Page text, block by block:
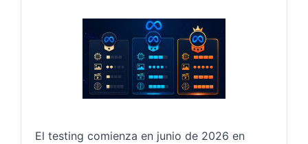
El testing comienza en junio de 2026 en